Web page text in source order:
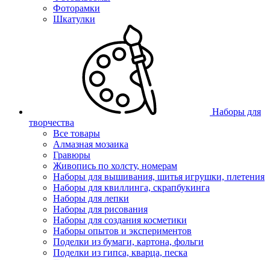
Фоторамки
Шкатулки
Наборы для
творчества
Все товары
Алмазная мозаика
Гравюры
Живопись по холсту, номерам
Наборы для вышивания, шитья игрушки, плетения
Наборы для квиллинга, скрапбукинга
Наборы для лепки
Наборы для рисования
Наборы для создания косметики
Наборы опытов и экспериментов
Поделки из бумаги, картона, фольги
Поделки из гипса, кварца, песка